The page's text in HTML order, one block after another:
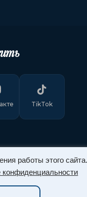
работы этого сайта.
конфиденциальности
TikTok